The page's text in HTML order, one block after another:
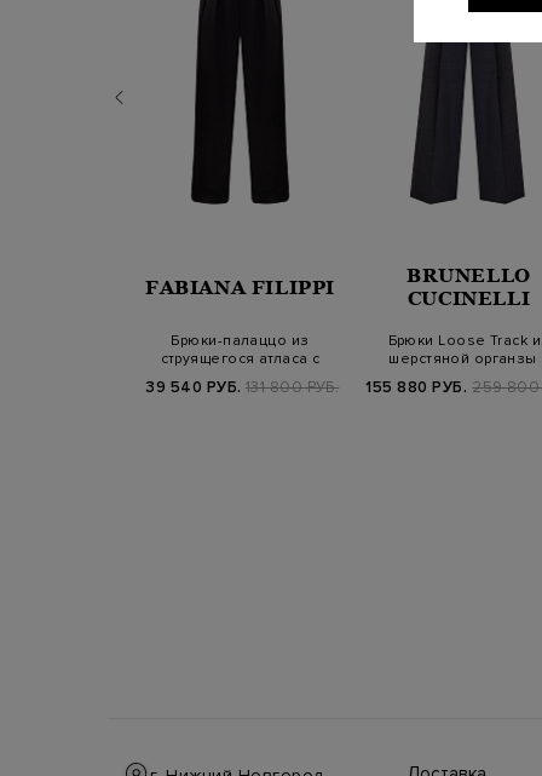
FABIANA FILIPPI
Брюки-палаццо из
струящегося атласа с
39 540 РУБ. 131 800 РУБ.
BRUNELLO
CUCINELLI
Брюки Loose Track
шерстяной органзы
155 880 РУБ. 259 800